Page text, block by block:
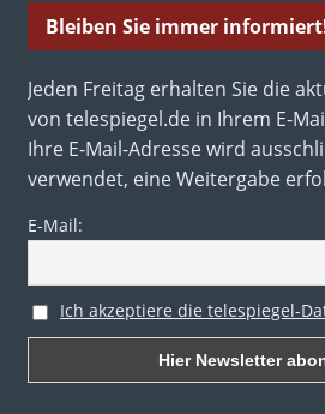
Bleiben Sie immer
Jeden Freitag erhalten Sie die
von telespiegel.de in Ihrem E-
Ihre E-Mail-Adresse wird
verwendet, eine Weitergabe
E-Mail:
Ich akzeptiere die telespiegel-